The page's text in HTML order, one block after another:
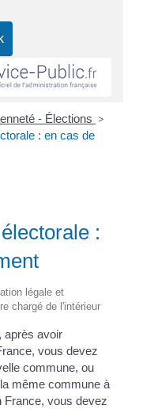
- Élections >
: en cas de
:
légale et
chargé de l'intérieur
après avoir
vous devez
commune, ou
même commune à
France, vous devez